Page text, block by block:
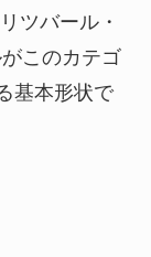
ツバール・
このカテゴ
基本形状で